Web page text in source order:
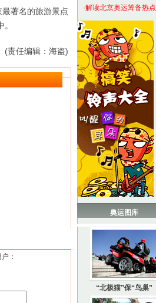
著名的旅游景点
(责任编辑：海盗)
：
·解读北京奥运筹备热点
奥运图库
“北极猫”保“鸟巢”